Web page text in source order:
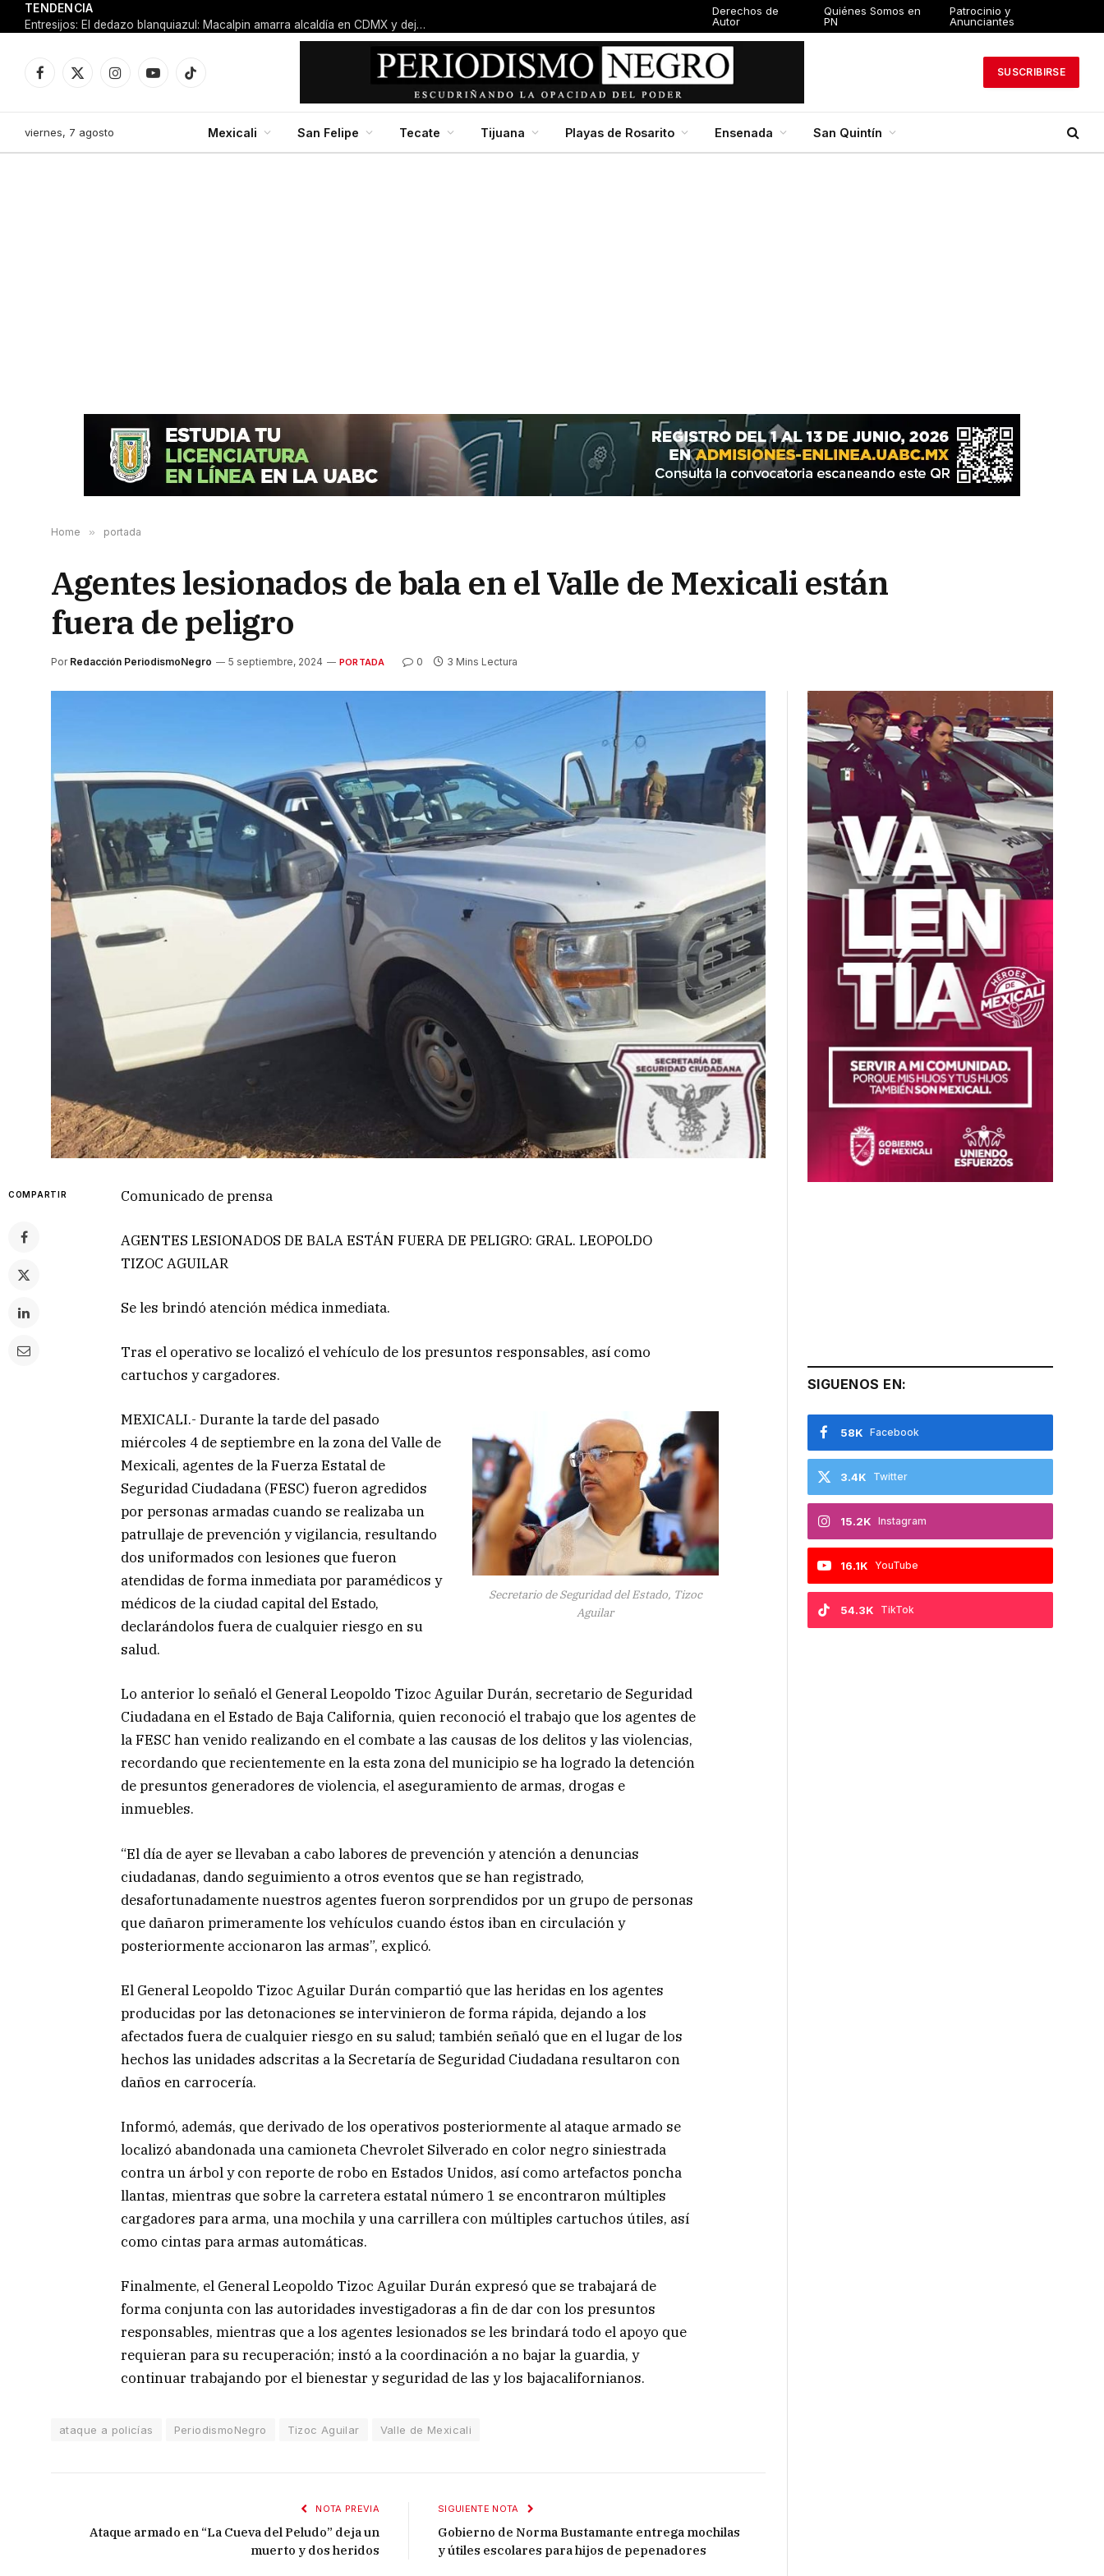
TENDENCIA
Entresijos: El dedazo blanquiazul: Macalpin amarra alcaldía en CDMX y deja al panismo local con el dedo en la boca
Derechos de
Autor
Quiénes Somos en
PN
Patrocinio y
Anunciantes
Facebook
X
InstagramYouTubeTikTok
SUSCRIBIRSE
viernes, 7 agosto Mexicali San Felipe Tecate Tijuana Playas de Rosarito Ensenada San Quintín
Home » portada
Agentes lesionados de bala en el Valle de Mexicali están
fuera de peligro
Por Redacción PeriodismoNegro 5 septiembre, 2024 PORTADA 0 3 Mins Lectura
COMPARTIR Comunicado de prensa
AGENTES LESIONADOS DE BALA ESTÁN FUERA DE PELIGRO: GRAL. LEOPOLDO
TIZOC AGUILAR
Se les brindó atención médica inmediata.
Tras el operativo se localizó el vehículo de los presuntos responsables, así como
cartuchos y cargadores.
Secretario de Seguridad del Estado, Tizoc
Aguilar
MEXICALI.- Durante la tarde del pasado
miércoles 4 de septiembre en la zona del Valle de
Mexicali, agentes de la Fuerza Estatal de
Seguridad Ciudadana (FESC) fueron agredidos
por personas armadas cuando se realizaba un
patrullaje de prevención y vigilancia, resultando
dos uniformados con lesiones que fueron
atendidas de forma inmediata por paramédicos y
médicos de la ciudad capital del Estado,
declarándolos fuera de cualquier riesgo en su
salud.
Lo anterior lo señaló el General Leopoldo Tizoc Aguilar Durán, secretario de Seguridad
Ciudadana en el Estado de Baja California, quien reconoció el trabajo que los agentes de
la FESC han venido realizando en el combate a las causas de los delitos y las violencias,
recordando que recientemente en la esta zona del municipio se ha logrado la detención
de presuntos generadores de violencia, el aseguramiento de armas, drogas e
inmuebles.
“El día de ayer se llevaban a cabo labores de prevención y atención a denuncias
ciudadanas, dando seguimiento a otros eventos que se han registrado,
desafortunadamente nuestros agentes fueron sorprendidos por un grupo de personas
que dañaron primeramente los vehículos cuando éstos iban en circulación y
posteriormente accionaron las armas”, explicó.
El General Leopoldo Tizoc Aguilar Durán compartió que las heridas en los agentes
producidas por las detonaciones se intervinieron de forma rápida, dejando a los
afectados fuera de cualquier riesgo en su salud; también señaló que en el lugar de los
hechos las unidades adscritas a la Secretaría de Seguridad Ciudadana resultaron con
daños en carrocería.
Informó, además, que derivado de los operativos posteriormente al ataque armado se
localizó abandonada una camioneta Chevrolet Silverado en color negro siniestrada
contra un árbol y con reporte de robo en Estados Unidos, así como artefactos poncha
llantas, mientras que sobre la carretera estatal número 1 se encontraron múltiples
cargadores para arma, una mochila y una carrillera con múltiples cartuchos útiles, así
como cintas para armas automáticas.
Finalmente, el General Leopoldo Tizoc Aguilar Durán expresó que se trabajará de
forma conjunta con las autoridades investigadoras a fin de dar con los presuntos
responsables, mientras que a los agentes lesionados se les brindará todo el apoyo que
requieran para su recuperación; instó a la coordinación a no bajar la guardia, y
continuar trabajando por el bienestar y seguridad de las y los bajacalifornianos.
ataque a policías PeriodismoNegro Tizoc Aguilar Valle de Mexicali
NOTA PREVIA
Ataque armado en “La Cueva del Peludo” deja un
muerto y dos heridos
SIGUIENTE NOTA
Gobierno de Norma Bustamante entrega mochilas
y útiles escolares para hijos de pepenadores
SIGUENOS EN:
Facebook
58K
Twitter
3.4K
Instagram
15.2K
YouTube
16.1K
TikTok
54.3K